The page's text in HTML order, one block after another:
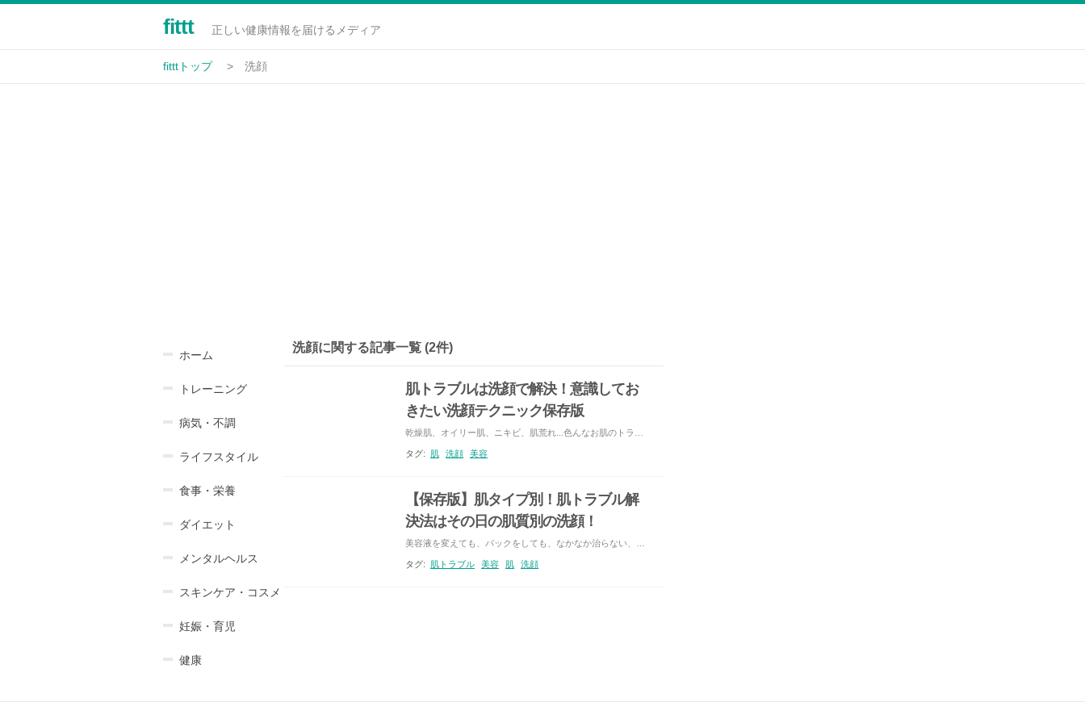
fittt 正しい健康情報を届けるメディア
fitttトップ 洗顔
ホーム
トレーニング
病気・不調
ライフスタイル
食事・栄養
ダイエット
メンタルヘルス
スキンケア・コスメ
妊娠・育児
健康
洗顔に関する記事一覧 (2件)
肌トラブルは洗顔で解決！意識してお
きたい洗顔テクニック保存版
タグ: 肌 洗顔 美容
【保存版】肌タイプ別！肌トラブル解
決法はその日の肌質別の洗顔！
タグ: 肌トラブル 美容 肌 洗顔